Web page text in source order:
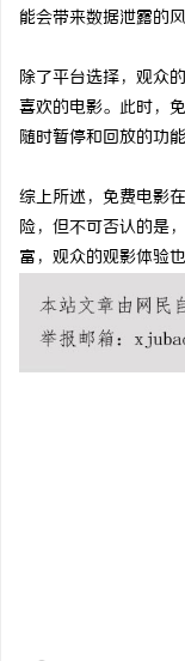
能会带来数据泄露的
除了平台选择，观众
喜欢的电影。此时，
随时暂停和回放的功
综上所述，免费电影
险，但不可否认的是
富，观众的观影体验